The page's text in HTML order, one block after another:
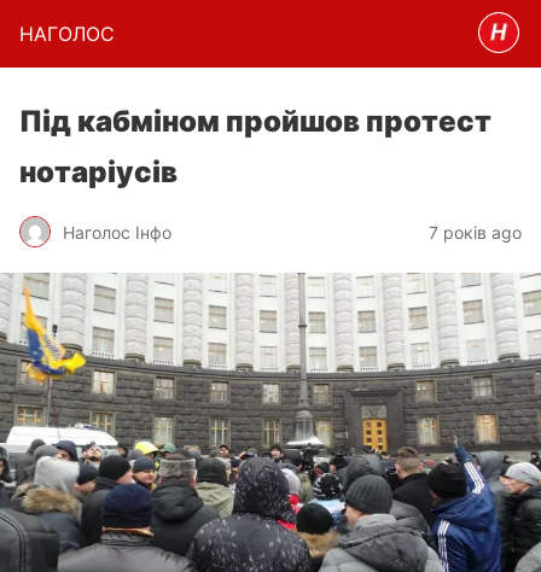
НАГОЛОC
Під кабміном пройшов протест
нотаріусів
Наголос Інфо 7 років ago